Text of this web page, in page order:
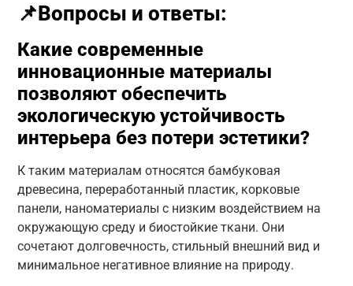
📌Вопросы и ответы:
Какие современные
инновационные материалы
позволяют обеспечить
экологическую устойчивость
интерьера без потери эстетики?
К таким материалам относятся бамбуковая
древесина, переработанный пластик, корковые
панели, наноматериалы с низким воздействием на
окружающую среду и биостойкие ткани. Они
сочетают долговечность, стильный внешний вид и
минимальное негативное влияние на природу.